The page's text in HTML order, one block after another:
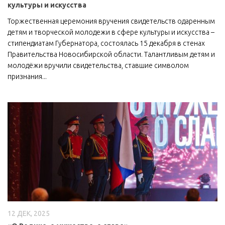
культуры и искусства
Торжественная церемония вручения свидетельств одаренным
детям и творческой молодежи в сфере культуры и искусства –
стипендиатам Губернатора, состоялась 15 декабря в стенах
Правительства Новосибирской области. Талантливым детям и
молодёжи вручили свидетельства, ставшие символом
признания...
12 ДЕК, 2025